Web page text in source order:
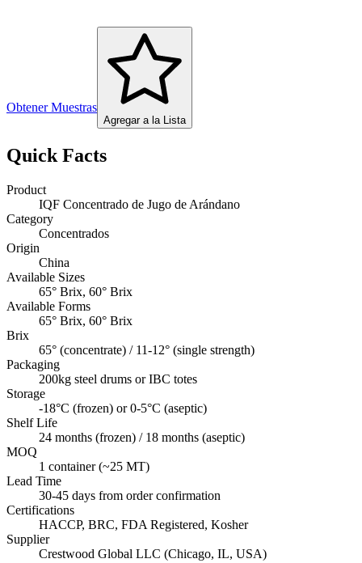
Obtener Muestras
Agregar a la Lista
Quick Facts
Product
IQF Concentrado de Jugo de Arándano
Category
Concentrados
Origin
China
Available Sizes
65° Brix, 60° Brix
Available Forms
65° Brix, 60° Brix
Brix
65° (concentrate) / 11-12° (single strength)
Packaging
200kg steel drums or IBC totes
Storage
-18°C (frozen) or 0-5°C (aseptic)
Shelf Life
24 months (frozen) / 18 months (aseptic)
MOQ
1 container (~25 MT)
Lead Time
30-45 days from order confirmation
Certifications
HACCP, BRC, FDA Registered, Kosher
Supplier
Crestwood Global LLC (Chicago, IL, USA)